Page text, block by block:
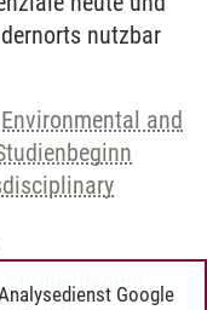
nutzbar
and
Google